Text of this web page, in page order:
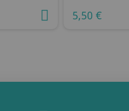
5,50 €